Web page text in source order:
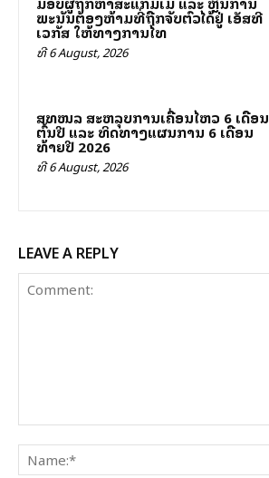
ພະນັນຕ້ອງຫ້າມທີ່ຖືກຈັບຕົວໄດ້ຢູ່ ເອັສທີ
ເວກັສ ໃຫ້ທາງການໄທ
ທີ 6 August, 2026
ສທໜລ ສະຫລຸບການເຄື່ອນໄຫວ 6 ເດືອນ
ຕົ້ນປີ ແລະ ທິດທາງແຜນການ 6 ເດືອນ
ທ້າຍປີ 2026
ທີ 6 August, 2026
LEAVE A REPLY